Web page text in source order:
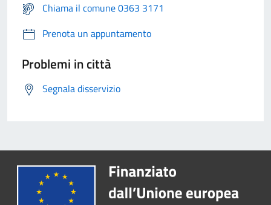
Chiama il comune 0363 3171
Prenota un appuntamento
Problemi in città
Segnala disservizio